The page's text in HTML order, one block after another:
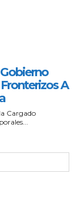
A
Cargado